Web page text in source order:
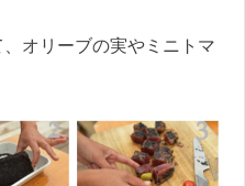
オリーブの実やミニトマ